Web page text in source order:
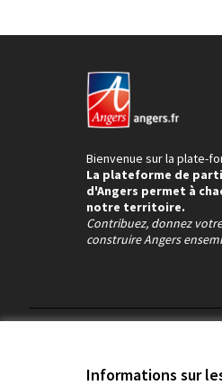
Informations sur
Bienvenue sur la plate-
La plateforme de
d'Angers permet à
notre territoire.
Contribuez, donnez
construire Angers